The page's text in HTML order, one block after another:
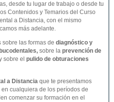
desde tu lugar de trabajo o desde tu
Contenidos y Temarios del Curso
a Distancia, con el mismo
más adelante.
sobre las formas de diagnóstico y
, sobre la prevención de
sobre el pulido de obturaciones
a Distancia que te presentamos
cualquiera de los períodos de
comenzar su formación en el